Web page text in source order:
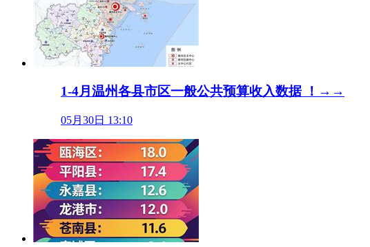
1-4月温州各县市区一般公共预算收入数据 ！→→
05月30日 13:10